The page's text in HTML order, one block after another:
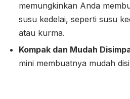
memungkinkan Anda
susu kedelai, seperti susu
atau kurma.
Kompak dan Mudah
mini membuatnya mudah